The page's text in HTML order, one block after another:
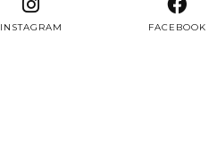
INSTAGRAM FACEBOOK